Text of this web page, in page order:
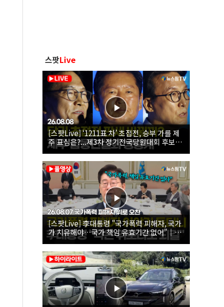
스팟Live
[스팟Live] ‘1211표 차’ 초접전, 승부 가를 제
주 표심은?...제3차 정기전국당원대회 후보자
제주 합동연설회 생중계 | 26.08.08
[스팟Live] 李대통령 "국가폭력 피해자, 국가
가 치유해야…국가 책임 유효기간 없어"｜
26.08.07 국가폭력 피해자 위로 오찬